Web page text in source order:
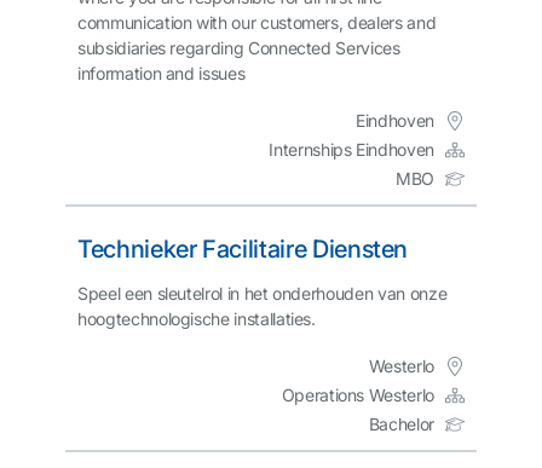
communication with our customers, dealers and
subsidiaries regarding Connected Services
information and issues
Eindhoven
Internships Eindhoven
MBO
Technieker Facilitaire Diensten
Speel een sleutelrol in het onderhouden van onze
hoogtechnologische installaties.
Westerlo
Operations Westerlo
Bachelor